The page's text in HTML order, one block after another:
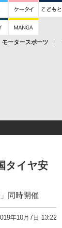
モータースポーツ
タイヤ安
同時開催
年10月7日 13:22